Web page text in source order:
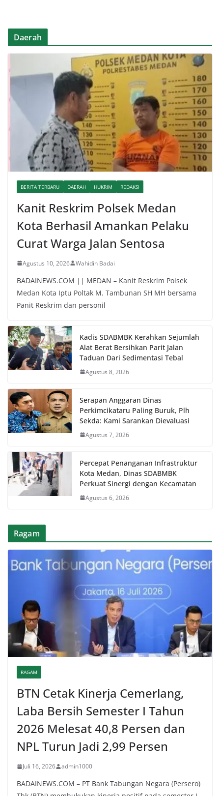
Daerah
BERITA TERBARU DAERAH HUKRIM REDAKSI
Kanit Reskrim Polsek Medan
Kota Berhasil Amankan Pelaku
Curat Warga Jalan Sentosa
Agustus 10, 2026 Wahidin Badai
BADAINEWS.COM || MEDAN – Kanit Reskrim Polsek
Medan Kota Iptu Poltak M. Tambunan SH MH bersama
Panit Reskrim dan personil
Kadis SDABMBK Kerahkan Sejumlah
Alat Berat Bersihkan Parit Jalan
Taduan Dari Sedimentasi Tebal
Agustus 8, 2026
Serapan Anggaran Dinas
Perkimcikataru Paling Buruk, Plh
Sekda: Kami Sarankan Dievaluasi
Agustus 7, 2026
Percepat Penanganan Infrastruktur
Kota Medan, Dinas SDABMBK
Perkuat Sinergi dengan Kecamatan
Agustus 6, 2026
Ragam
RAGAM
BTN Cetak Kinerja Cemerlang,
Laba Bersih Semester I Tahun
2026 Melesat 40,8 Persen dan
NPL Turun Jadi 2,99 Persen
Juli 16, 2026 admin1000
BADAINEWS.COM – PT Bank Tabungan Negara (Persero)